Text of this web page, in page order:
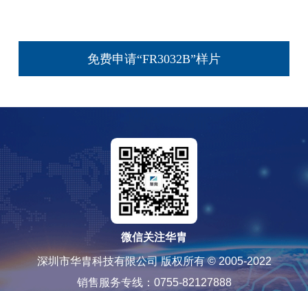
免费申请“FR3032B”样片
微信关注华胄
深圳市华胄科技有限公司 版权所有 © 2005-2022
销售服务专线：0755-82127888